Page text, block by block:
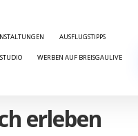
AUSFLUGSTIPPS
WERBEN AUF BREISGAULIVE
erleben